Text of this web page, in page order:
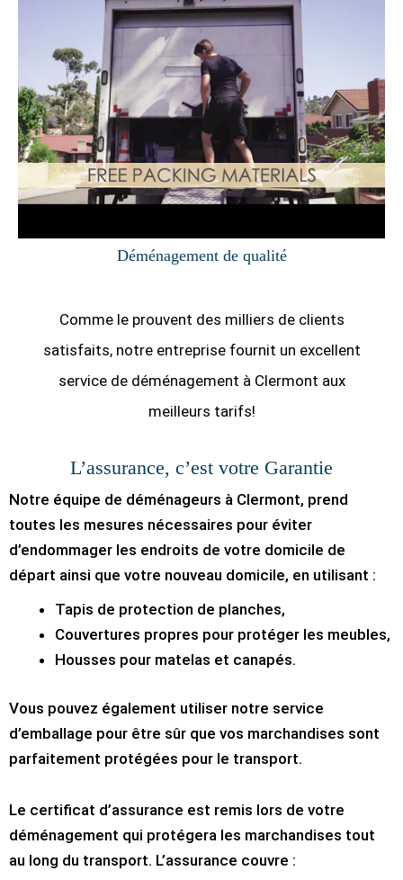
Déménagement de qualité
Comme le prouvent des milliers de clients
satisfaits, notre entreprise fournit un excellent
service de déménagement à Clermont aux
meilleurs tarifs!
L’assurance, c’est votre Garantie
Notre équipe de déménageurs à Clermont, prend
toutes les mesures nécessaires pour éviter
d’endommager les endroits de votre domicile de
départ ainsi que votre nouveau domicile, en utilisant :
Tapis de protection de planches,
Couvertures propres pour protéger les meubles,
Housses pour matelas et canapés.
Vous pouvez également utiliser notre service
d’emballage pour être sûr que vos marchandises sont
parfaitement protégées pour le transport.
Le certificat d’assurance est remis lors de votre
déménagement qui protégera les marchandises tout
au long du transport. L’assurance couvre :